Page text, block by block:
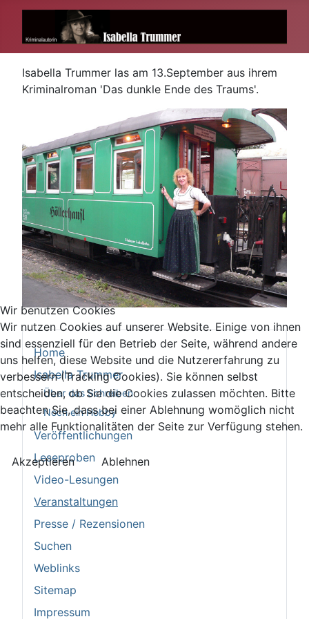
Home
Isabella Trummer
Über das Schreiben
Noch ein Hobby
Veröffentlichungen
Leseproben
Video-Lesungen
Veranstaltungen
Presse / Rezensionen
Suchen
Weblinks
Sitemap
Impressum
Isabella Trummer las am 13.September aus ihrem
Kriminalroman 'Das dunkle Ende des Traums'.
Wir benutzen Cookies
Wir nutzen Cookies auf unserer Website. Einige von ihnen
sind essenziell für den Betrieb der Seite, während andere
uns helfen, diese Website und die Nutzererfahrung zu
verbessern (Tracking Cookies). Sie können selbst
entscheiden, ob Sie die Cookies zulassen möchten. Bitte
beachten Sie, dass bei einer Ablehnung womöglich nicht
mehr alle Funktionalitäten der Seite zur Verfügung stehen.
Akzeptieren Ablehnen